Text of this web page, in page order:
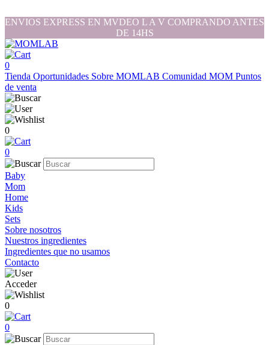
ENVIOS EXPRESS EN MVDEO L A V COMPRANDO ANTES
DE 14HS
0
Tienda Oportunidades Sobre MOMLAB Comunidad MOM Puntos
de venta
0
0
Baby
Mom
Home
Kids
Sets
Sobre nosotros
Nuestros ingredientes
Ingredientes que no usamos
Contacto
Acceder
0
0